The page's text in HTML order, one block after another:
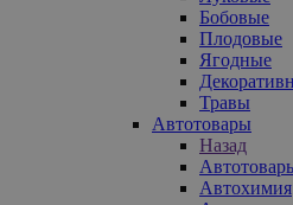
Бобовые
Плодовые
Ягодные
Травы
Автотовары
Назад
Автохимия